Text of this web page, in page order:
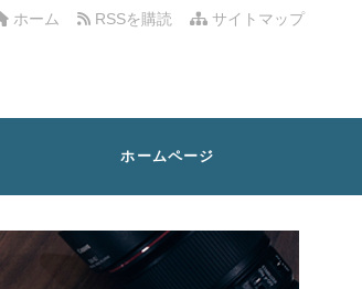
サイトマップ
RSSを購読
ホーム
ホームページ